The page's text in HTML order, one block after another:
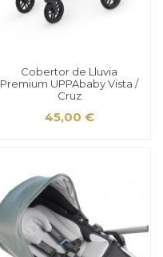
Cobertor de Lluvia
Premium UPPAbaby Vista /
Cruz
45,00 €